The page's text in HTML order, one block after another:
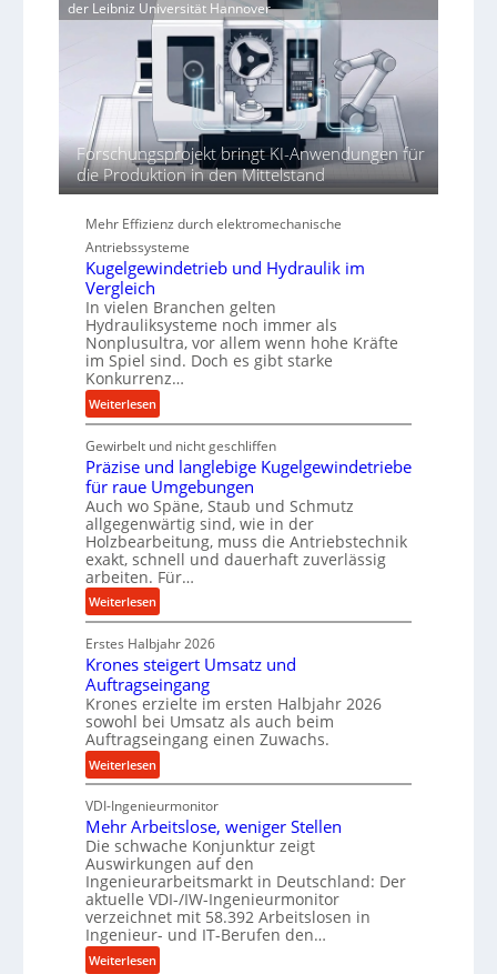
j
h
r
e
h
d
i
e
P
f
o
r
m
a
n
c
e
b
e
i
m
D
r
ü
c
k
p
r
o
z
e
s
s
der Leibniz Universität Hannover
Forschungsprojekt bringt KI-Anwendungen für
die Produktion in den Mittelstand
Mehr Effizienz durch elektromechanische
Antriebssysteme
Kugelgewindetrieb und Hydraulik im
Vergleich
In vielen Branchen gelten
Hydrauliksysteme noch immer als
Nonplusultra, vor allem wenn hohe Kräfte
im Spiel sind. Doch es gibt starke
Konkurrenz…
Weiterlesen:
K
u
g
e
l
g
e
w
i
n
e
r
i
e
b
u
n
d
H
y
d
r
a
u
Gewirbelt und nicht geschliffen
Präzise und langlebige Kugelgewindetriebe
für raue Umgebungen
Auch wo Späne, Staub und Schmutz
allgegenwärtig sind, wie in der
Holzbearbeitung, muss die Antriebstechnik
exakt, schnell und dauerhaft zuverlässig
arbeiten. Für…
Weiterlesen:
P
r
ä
z
i
s
e
u
n
d
l
a
n
g
l
e
b
Erstes Halbjahr 2026
Krones steigert Umsatz und
Auftragseingang
Krones erzielte im ersten Halbjahr 2026
sowohl bei Umsatz als auch beim
Auftragseingang einen Zuwachs.
Weiterlesen:
K
r
o
n
e
s
s
t
e
VDI-Ingenieurmonitor
Mehr Arbeitslose, weniger Stellen
Die schwache Konjunktur zeigt
Auswirkungen auf den
Ingenieurarbeitsmarkt in Deutschland: Der
aktuelle VDI-/IW-Ingenieurmonitor
verzeichnet mit 58.392 Arbeitslosen in
Ingenieur- und IT-Berufen den…
Weiterlesen: